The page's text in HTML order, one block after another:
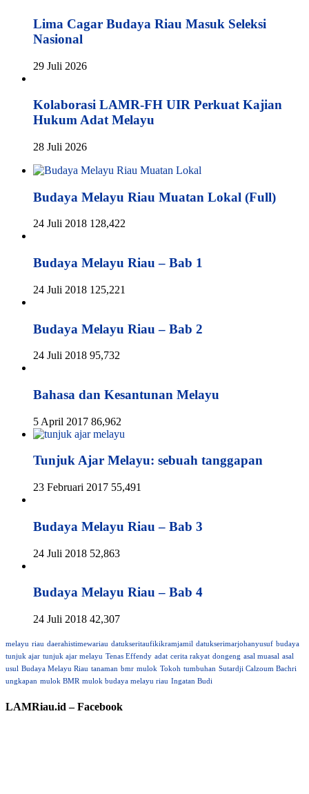
Lima Cagar Budaya Riau Masuk Seleksi
Nasional
29 Juli 2026
Kolaborasi LAMR-FH UIR Perkuat Kajian
Hukum Adat Melayu
28 Juli 2026
Budaya Melayu Riau Muatan Lokal (Full)
24 Juli 2018 128,422
Budaya Melayu Riau – Bab 1
24 Juli 2018 125,221
Budaya Melayu Riau – Bab 2
24 Juli 2018 95,732
Bahasa dan Kesantunan Melayu
5 April 2017 86,962
Tunjuk Ajar Melayu: sebuah tanggapan
23 Februari 2017 55,491
Budaya Melayu Riau – Bab 3
24 Juli 2018 52,863
Budaya Melayu Riau – Bab 4
24 Juli 2018 42,307
melayu riau daerahistimewariau datukseritaufikikramjamil datukserimarjohanyusuf budaya
tunjuk ajar tunjuk ajar melayu Tenas Effendy adat cerita rakyat dongeng asal muasal asal
usul Budaya Melayu Riau tanaman bmr mulok Tokoh tumbuhan Sutardji Calzoum Bachri
ungkapan mulok BMR mulok budaya melayu riau Ingatan Budi
LAMRiau.id – Facebook